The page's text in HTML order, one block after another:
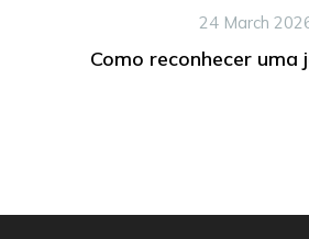
24 March
Como reconhecer uma